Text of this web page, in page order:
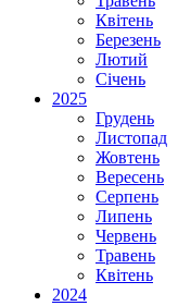
Квітень
Березень
Лютий
Січень
2025
Грудень
Листопад
Жовтень
Вересень
Серпень
Липень
Червень
Травень
Квітень
2024